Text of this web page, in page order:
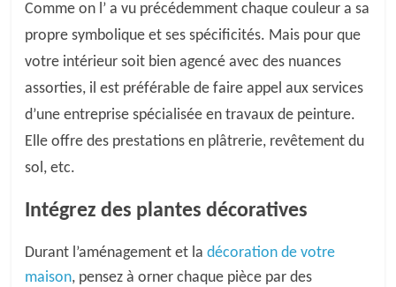
Comme on l’ a vu précédemment chaque couleur a sa
propre symbolique et ses spécificités. Mais pour que
votre intérieur soit bien agencé avec des nuances
assorties, il est préférablede faire appel aux services
d’une entreprisespécialisée en travaux de peinture.
Elle offre des prestations en plâtrerie, revêtement du
sol, etc.
Intégrezdes plantes décoratives
Durant l’aménagement et la décorationde votre
maison, pensez à ornerchaque pièce par des